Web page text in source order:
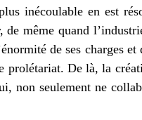
inécoulable en est
de même quand
de ses charges
prolétariat. De là, la
non seulement ne